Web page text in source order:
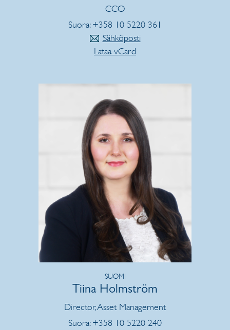
CCO
Suora: +358 10 5220 361
Sähköposti
Lataa vCard
SUOMI
Tiina Holmström
Director, Asset Management
Suora: +358 10 5220 240